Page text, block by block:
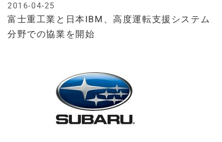
富士重工業と日本IBM、高度運転支援システム
分野での協業を開始
2016-04-25